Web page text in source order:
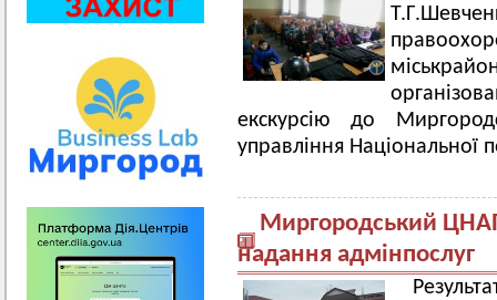
екскурсію до
управління Національної
Миргородський
надання адмінпослуг